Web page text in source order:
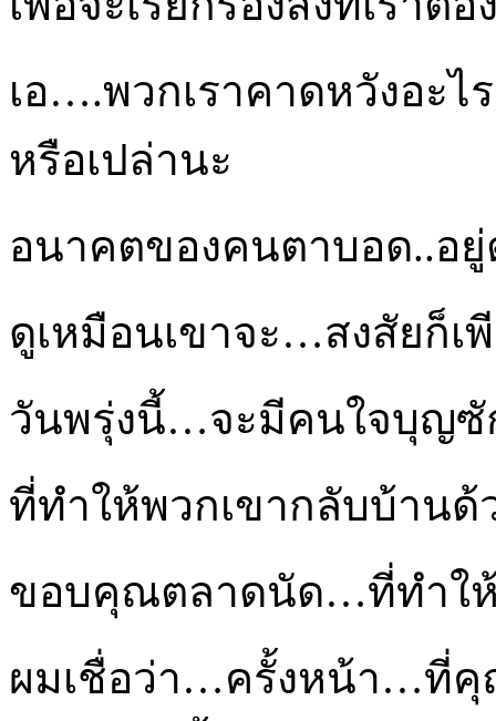
เอ….พวกเราคาดหวังอะ
หรือเปล่านะ
อนาคตของคนตาบอด..อยู่
ดูเหมือนเขาจะ…สงสัยก็เ
วันพรุ่งนี้…จะมีคนใจบุญ
ที่ทำให้พวกเขากลับบ้าน
ขอบคุณตลาดนัด…ที่ทำใ
ผมเชื่อว่า…ครั้งหน้า…ที่